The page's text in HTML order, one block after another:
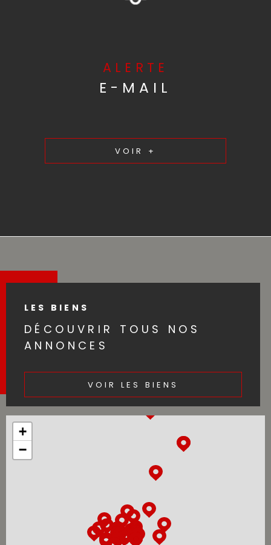
ALERTE
E-MAIL
VOIR +
+
−
LES BIENS
DÉCOUVRIR TOUS NOS
ANNONCES
VOIR LES BIENS